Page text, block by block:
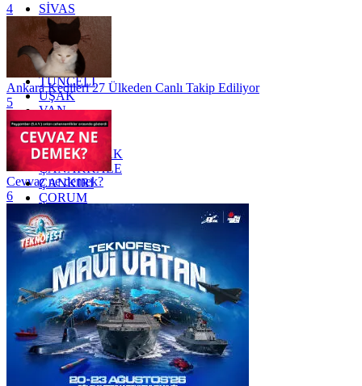
SİVAS
SİİRT
TEKİRDAĞ
TOKAT
TRABZON
TUNCELİ
UŞAK
VAN
YALOVA
YOZGAT
ZONGULDAK
ÇANAKKALE
ÇANKIRI
ÇORUM
İSTANBUL
İZMİR
ŞANLIURFA
ŞIRNAK
4
Ankara Kedileri 27 Ülkeden Canlı Takip Ediliyor
5
Cevvaz ne demek?
6